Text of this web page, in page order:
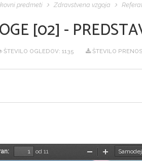
predmeti Zdravstvena vzgoja
[02] -
ŠTEVILO OGLEDOV: 1135 ŠTEVILO
prikaži meni
od 11
PomanjšajPovečaj